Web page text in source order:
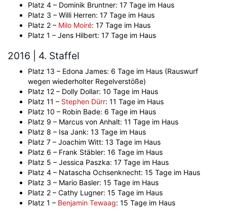
Platz 4 – Dominik Bruntner: 17 Tage im Haus
Platz 3 – Willi Herren: 17 Tage im Haus
Platz 2 – Milo Moiré: 17 Tage im Haus
Platz 1 – Jens Hilbert: 17 Tage im Haus
2016 | 4. Staffel
Platz 13 – Edona James: 6 Tage im Haus (Rauswurf
wegen wiederholter Regelverstöße)
Platz 12 – Dolly Dollar: 10 Tage im Haus
Platz 11 – Stephen Dürr: 11 Tage im Haus
Platz 10 – Robin Bade: 6 Tage im Haus
Platz 9 – Marcus von Anhalt: 11 Tage im Haus
Platz 8 – Isa Jank: 13 Tage im Haus
Platz 7 – Joachim Witt: 13 Tage im Haus
Platz 6 – Frank Stäbler: 16 Tage im Haus
Platz 5 – Jessica Paszka: 17 Tage im Haus
Platz 4 – Natascha Ochsenknecht: 15 Tage im Haus
Platz 3 – Mario Basler: 15 Tage im Haus
Platz 2 – Cathy Lugner: 15 Tage im Haus
Platz 1 – Benjamin Tewaag: 15 Tage im Haus